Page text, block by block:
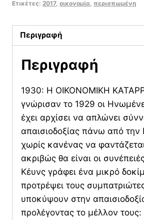
μας
ποσότητα
Ετικέτες: 2017, οικονομία περισπωμένη
Περιγραφή
Περιγραφή
1930: Η ΟΙΚΟΝΟΜΙΚΗ
γνώρισαν το 1929 οι
έχει αρχίσει να απλώνει
απαισιοδοξίας πάνω από
χωρίς κανένας να
ακριβώς θα είναι οι
Κέυνς γράφει ένα μικρό
προτρέψει τους
υποκύψουν στην
προλέγοντας το μέλλον τους: